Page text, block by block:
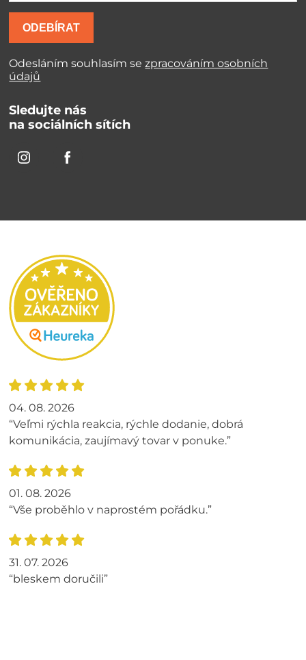
ODEBÍRAT
Odesláním souhlasím sezpracováním osobních
údajů
Sledujte nás
na sociálních sítích
04. 08. 2026
“Veľmi rýchla reakcia, rýchle dodanie, dobrá
komunikácia, zaujímavý tovar v ponuke.”
01. 08. 2026
“Vše proběhlo v naprostém pořádku.”
31. 07. 2026
“bleskem doručili”